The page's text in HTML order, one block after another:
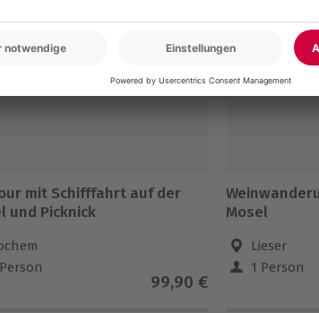
mit Schifffahrt auf der
und Picknick
99,90 €
Mosel
Lieser
1 Person